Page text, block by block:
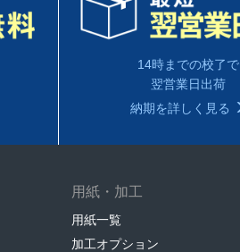
14時までの校了で
翌営業日出荷
納期を詳しく見る
用紙・加工
用紙一覧
加工オプション